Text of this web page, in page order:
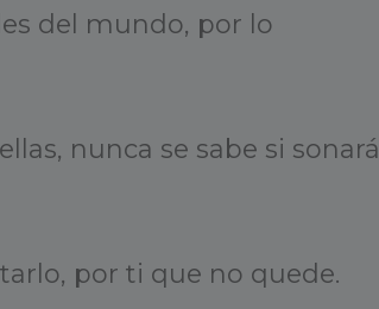
del mundo, por lo
nunca se sabe si sonará
por ti que no quede.